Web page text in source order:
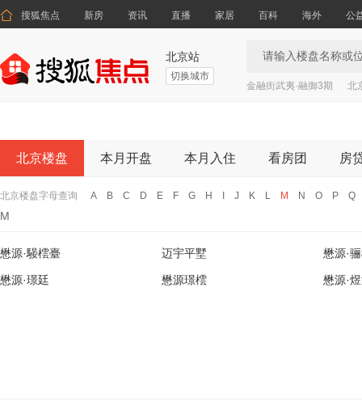
 搜狐焦点 新房 资讯 直播 家居 百科 海外 公
北京站
切换城市
金融街武夷·融御3期
北
北京楼盘 本月开盘 本月入住 看房团 房
北京楼盘字母查询 A B C D E F G H J K L M N O P Q
M
懋源·騴橒臺 迈宇平墅 懋源·
懋源·璟廷 懋源璟橒 懋源·